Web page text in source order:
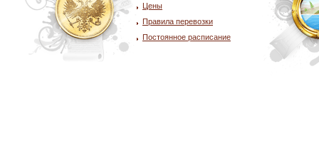
Цены
Правила перевозки
Постоянное расписание